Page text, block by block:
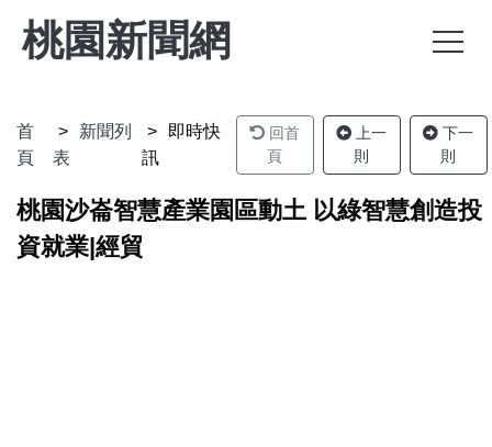
桃園新聞網
首
頁
新聞列
表
即時快
訊
回首
頁
上一
則
下一
則
桃園沙崙智慧產業園區動土 以綠智慧創造投
資就業|經貿